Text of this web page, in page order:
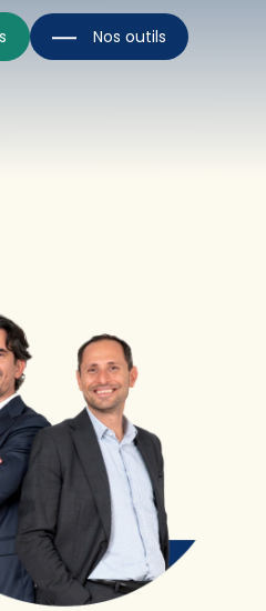
Nos outils